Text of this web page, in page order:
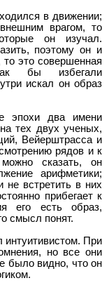
в движении;
врагом, то
он изучал.
поэтому он и
то это совершенная
бы избегали
искал он образ
эпохи два имени
тех двух ученых,
Вейерштрасса и
рядов и к
можно сказать, он
арифметики;
не встретить в них
прибегает к
его есть образ,
смысл понят.
При
но все они
было видно, что он